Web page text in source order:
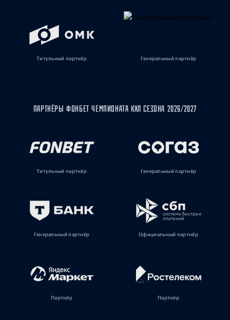
Титульный партнёр Генеральный партнёр
ПАРТНЁРЫ ФОНБЕТ ЧЕМПИОНАТА КХЛ СЕЗОНА 2026/2027
Титульный партнёр Генеральный партнёр
Генеральный партнёр Официальный партнёр
Партнёр Партнёр